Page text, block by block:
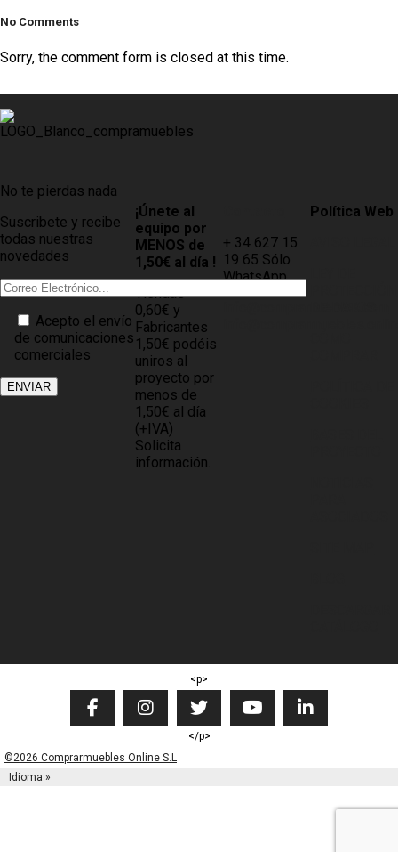
No Comments
Sorry, the comment form is closed at this time.
No te pierdas nada
Suscribete y recibe
todas nuestras
novedades
Acepto el envío
de comunicaciones
comerciales
¡Únete al
equipo por
MENOS de
1,50€ al día !
Tiendas
0,60€ y
Fabricantes
1,50€ podéis
uniros al
proyecto por
menos de
1,50€ al día
(+IVA)
Solicita
información.
+ 34 627 15
19 65 Sólo
WhatsApp
Política Web
<p>
</p>
©2026 Comprarmuebles Online S.L
Idioma »